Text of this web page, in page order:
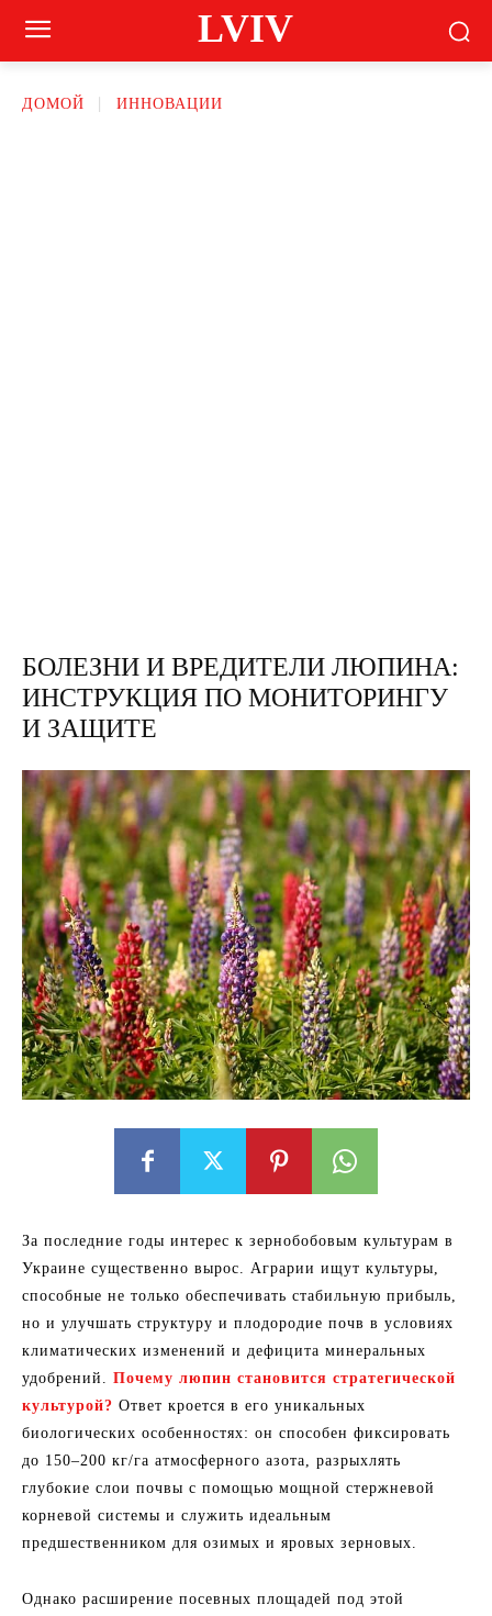
LVIV
ДОМОЙ ИННОВАЦИИ
БОЛЕЗНИ И ВРЕДИТЕЛИ ЛЮПИНА:
ИНСТРУКЦИЯ ПО МОНИТОРИНГУ
И ЗАЩИТЕ
За последние годы интерес к зернобобовым культурам в
Украине существенно вырос. Аграрии ищут культуры,
способные не только обеспечивать стабильную прибыль,
но и улучшать структуру и плодородие почв в условиях
климатических изменений и дефицита минеральных
удобрений. Почему люпин становится стратегической
культурой? Ответ кроется в его уникальных
биологических особенностях: он способен фиксировать
до 150–200 кг/га атмосферного азота, разрыхлять
глубокие слои почвы с помощью мощной стержневой
корневой системы и служить идеальным
предшественником для озимых и яровых зерновых.
Однако расширение посевных площадей под этой